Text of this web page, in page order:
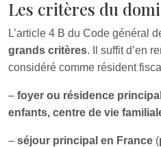
Les critères du
L’article 4 B du Code général
grands critères. Il suffit d’en
considéré comme résident
– foyer ou résidence
enfants, centre de vie
– séjour principal en France (